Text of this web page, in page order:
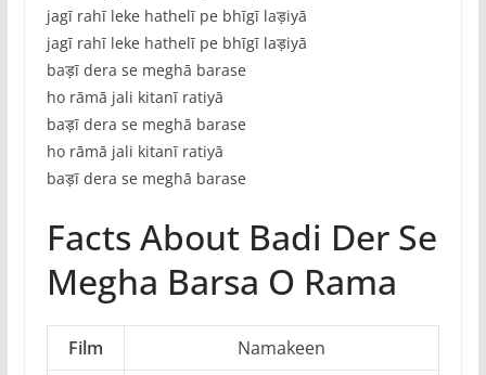
jagī rahī leke hathelī pe bhīgī laड़iyā
jagī rahī leke hathelī pe bhīgī laड़iyā
baड़ī dera se meghā barase
ho rāmā jali kitanī ratiyā
baड़ī dera se meghā barase
ho rāmā jali kitanī ratiyā
baड़ī dera se meghā barase
Facts About Badi Der Se
Megha Barsa O Rama
Film
Namakeen